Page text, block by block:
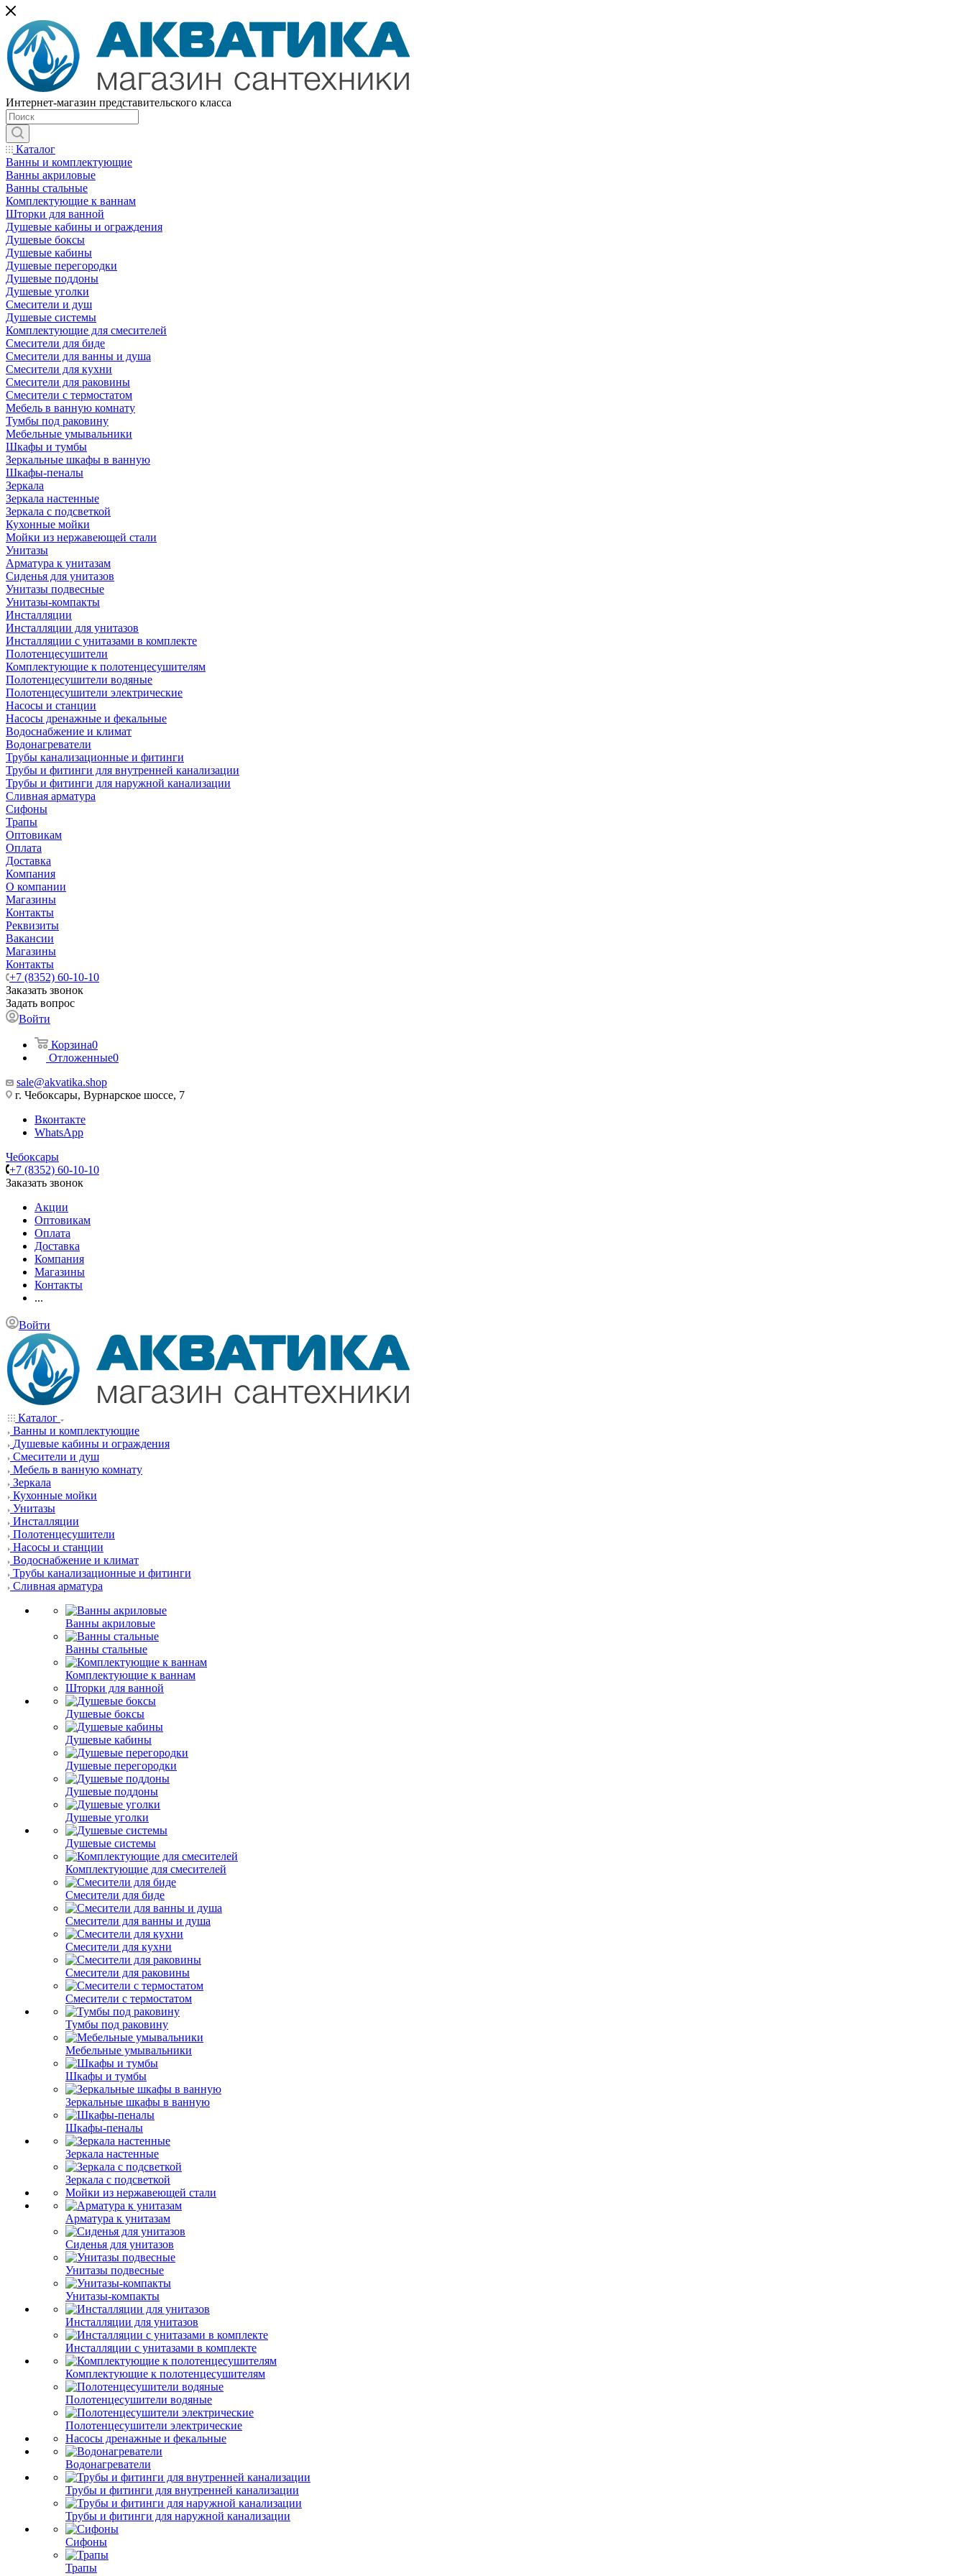
Интернет-магазин представительского класса
Каталог
Ванны и комплектующие
Ванны акриловые
Ванны стальные
Комплектующие к ваннам
Шторки для ванной
Душевые кабины и ограждения
Душевые боксы
Душевые кабины
Душевые перегородки
Душевые поддоны
Душевые уголки
Смесители и душ
Душевые системы
Комплектующие для смесителей
Смесители для биде
Смесители для ванны и душа
Смесители для кухни
Смесители для раковины
Смесители с термостатом
Мебель в ванную комнату
Тумбы под раковину
Мебельные умывальники
Шкафы и тумбы
Зеркальные шкафы в ванную
Шкафы-пеналы
Зеркала
Зеркала настенные
Зеркала с подсветкой
Кухонные мойки
Мойки из нержавеющей стали
Унитазы
Арматура к унитазам
Сиденья для унитазов
Унитазы подвесные
Унитазы-компакты
Инсталляции
Инсталляции для унитазов
Инсталляции с унитазами в комплекте
Полотенцесушители
Комплектующие к полотенцесушителям
Полотенцесушители водяные
Полотенцесушители электрические
Насосы и станции
Насосы дренажные и фекальные
Водоснабжение и климат
Водонагреватели
Трубы канализационные и фитинги
Трубы и фитинги для внутренней канализации
Трубы и фитинги для наружной канализации
Сливная арматура
Сифоны
Трапы
Оптовикам
Оплата
Доставка
Компания
О компании
Магазины
Контакты
Реквизиты
Вакансии
Магазины
Контакты
+7 (8352) 60-10-10
Заказать звонок
Задать вопрос
Войти
Корзина0
Отложенные0
sale@akvatika.shop
г. Чебоксары, Вурнарское шоссе, 7
Вконтакте
WhatsApp
Чебоксары
+7 (8352) 60-10-10
Заказать звонок
Акции
Оптовикам
Оплата
Доставка
Компания
Магазины
Контакты
...
Войти
Каталог
Ванны и комплектующие
Душевые кабины и ограждения
Смесители и душ
Мебель в ванную комнату
Зеркала
Кухонные мойки
Унитазы
Инсталляции
Полотенцесушители
Насосы и станции
Водоснабжение и климат
Трубы канализационные и фитинги
Сливная арматура
Ванны акриловые
Ванны стальные
Комплектующие к ваннам
Шторки для ванной
Душевые боксы
Душевые кабины
Душевые перегородки
Душевые поддоны
Душевые уголки
Душевые системы
Комплектующие для смесителей
Смесители для биде
Смесители для ванны и душа
Смесители для кухни
Смесители для раковины
Смесители с термостатом
Тумбы под раковину
Мебельные умывальники
Шкафы и тумбы
Зеркальные шкафы в ванную
Шкафы-пеналы
Зеркала настенные
Зеркала с подсветкой
Мойки из нержавеющей стали
Арматура к унитазам
Сиденья для унитазов
Унитазы подвесные
Унитазы-компакты
Инсталляции для унитазов
Инсталляции с унитазами в комплекте
Комплектующие к полотенцесушителям
Полотенцесушители водяные
Полотенцесушители электрические
Насосы дренажные и фекальные
Водонагреватели
Трубы и фитинги для внутренней канализации
Трубы и фитинги для наружной канализации
Сифоны
Трапы